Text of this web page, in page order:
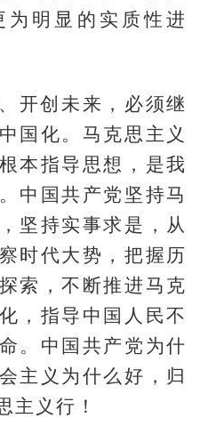
为明显的实质性进
创未来，必须继
国化。马克思主义
本指导思想，是我
中国共产党坚持马
坚持实事求是，从
时代大势，把握历
索，不断推进马克
，指导中国人民不
。中国共产党为什
主义为什么好，归
主义行！